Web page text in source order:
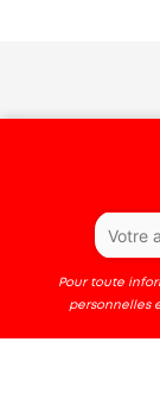
Pour toute
personnelles